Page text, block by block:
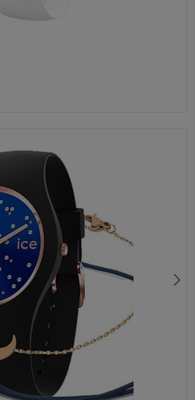
ZEGAREK DLA DZIEWCZYNKI ICE-WATCH 018421 – KOLOROWY KONIK, BIAŁY SILIKONOWY PASEK, WODOSZCZELNY 100M
zł